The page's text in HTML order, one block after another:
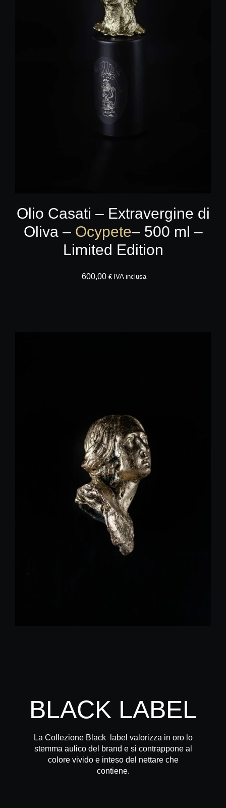
Olio Casati – Extravergine di
Oliva –Ocypete– 500 ml –
Limited Edition
600,00 € IVA inclusa
BLACK LABEL
La Collezione Black label valorizza in oro lo
stemma aulico del brand e si contrappone al
colore vivido e inteso del nettare che
contiene.